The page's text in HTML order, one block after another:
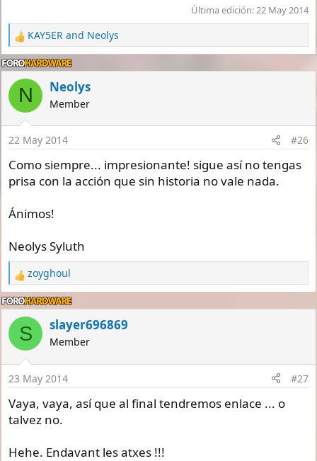
Última edición:22 May 2014
R
e
a
c
i
n
s
:
KAY5ER and Neolys
N Neolys
Member
22 May 2014 #26
Como siempre... impresionante! sigue así no tengas
prisa con la acción que sin historia no vale nada.
Ánimos!
Neolys Syluth
R
e
a
c
i
n
s
:
zoyghoul
S slayer696869
Member
23 May 2014 #27
Vaya, vaya, así que al final tendremos enlace ... o
talvez no.
Hehe. Endavant les atxes !!!